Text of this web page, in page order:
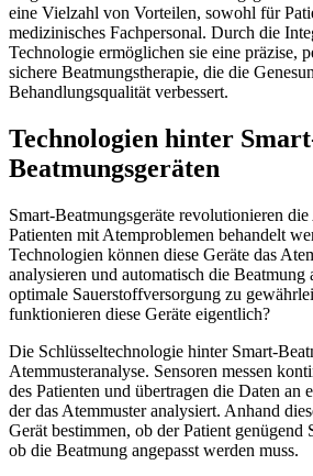
eine Vielzahl von Vorteilen, sowohl für
medizinisches Fachpersonal. Durch die
Technologie ermöglichen sie eine präzise,
sichere Beatmungstherapie, die die
Behandlungsqualität verbessert.
Technologien hinter
Beatmungsgeräten
Smart-Beatmungsgeräte revolutionieren
Patienten mit Atemproblemen behandelt
Technologien können diese Geräte das
analysieren und automatisch die Beatmung
optimale Sauerstoffversorgung zu
funktionieren diese Geräte eigentlich?
Die Schlüsseltechnologie hinter Smart-
Atemmusteranalyse. Sensoren messen
des Patienten und übertragen die Daten an
der das Atemmuster analysiert. Anhand
Gerät bestimmen, ob der Patient genügend
ob die Beatmung angepasst werden muss.